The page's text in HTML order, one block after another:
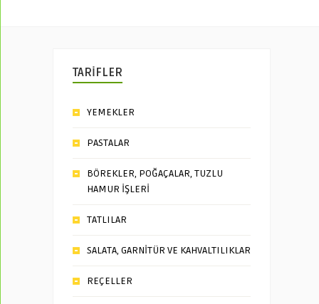
TARİFLER
YEMEKLER
PASTALAR
BÖREKLER, POĞAÇALAR, TUZLU
HAMUR İŞLERİ
TATLILAR
SALATA, GARNİTÜR VE KAHVALTILIKLAR
REÇELLER